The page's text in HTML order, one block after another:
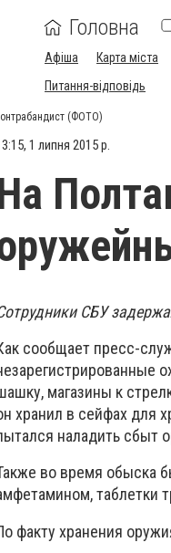
Головна
Афіша Карта міста
Питання-відповідь
(ФОТО)
1 липня 2015 р.
СБУ
сообщает пресс-
магазины к
хранил в сейфах для
наладить сбыт
во время обыска
таблетки
факту хранения